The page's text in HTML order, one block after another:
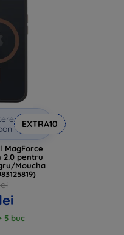
EXTRA10
MagForce
2.0 pentru
Moucha
5 buc